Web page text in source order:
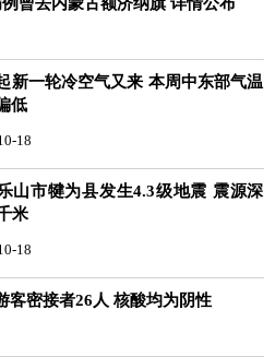
新一轮冷空气又来 本周中东部气温
低
18
山市犍为县发生4.3级地震 震源深
米
18
客密接者26人 核酸均为阴性